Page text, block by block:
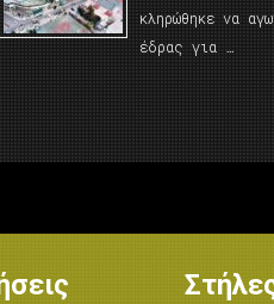
κληρώθηκε να
έδρας για …